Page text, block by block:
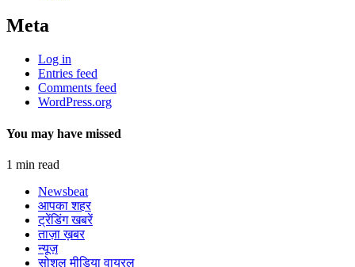
Meta
Log in
Entries feed
Comments feed
WordPress.org
You may have missed
1 min read
Newsbeat
आपका शहर
ट्रेंडिंग खबरें
ताज़ा ख़बर
न्यूज़
सोशल मीडिया वायरल